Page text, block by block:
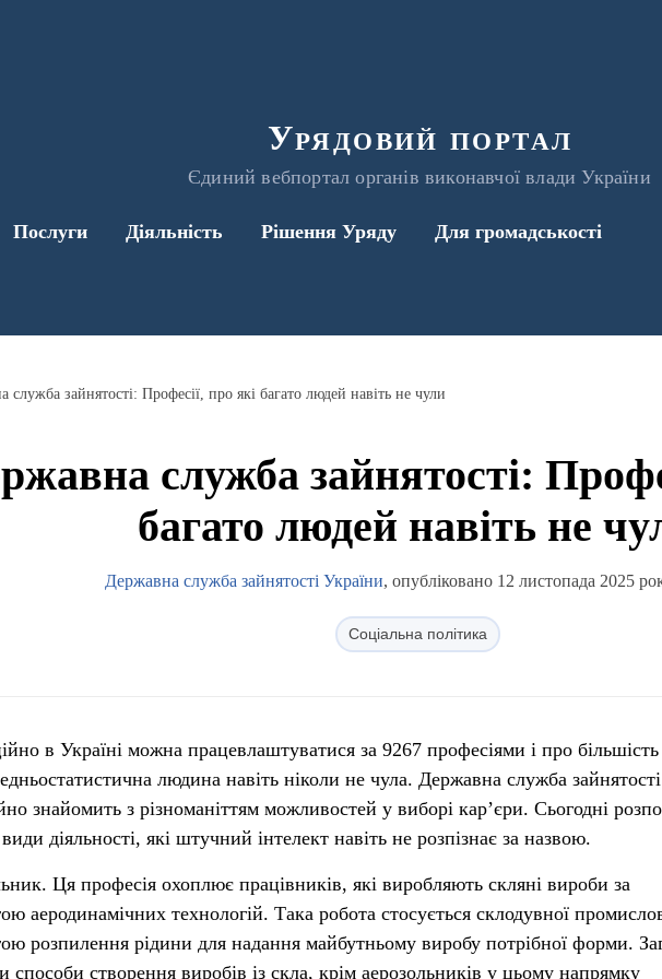
Урядовий портал
Єдиний вебпортал органів виконавчої влади України
Послуги Діяльність Рішення Уряду Для громадськості
служба зайнятості: Професії, про які багато людей навіть не чули
служба зайнятості:
багато людей навіть не
Державна служба зайнятості України, опубліковано 12 листопада 2025
Соціальна політика
в Україні можна працевлаштуватися за 9267 професіями і про більшість
людина навіть ніколи не чула. Державна служба
знайомить з різноманіттям можливостей у виборі кар’єри. Сьогодні
діяльності, які штучний інтелект навіть не розпізнає за назвою.
Ця професія охоплює працівників, які виробляють скляні вироби за
аеродинамічних технологій. Така робота стосується склодувної
розпилення рідини для надання майбутньому виробу потрібної форми.
способи створення виробів із скла, крім аерозольників у цьому напрямку